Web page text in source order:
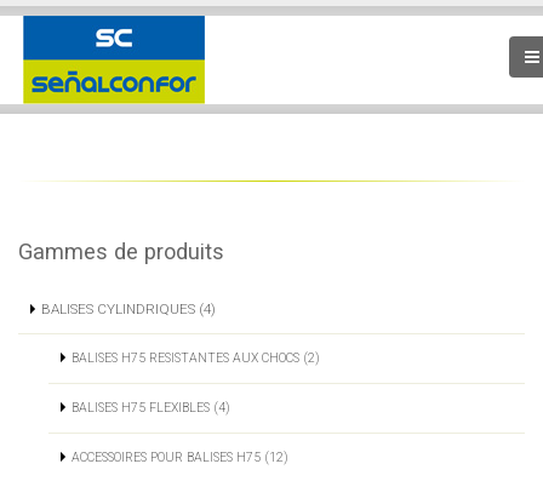
Gammes de produits
BALISES CYLINDRIQUES (4)
BALISES H75 RESISTANTES AUX CHOCS (2)
BALISES H75 FLEXIBLES (4)
ACCESSOIRES POUR BALISES H75 (12)